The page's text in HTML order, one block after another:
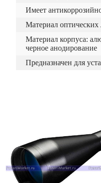
Имеет
Материал оптических
Материал корпуса:
черное анодирование
Предназначен для